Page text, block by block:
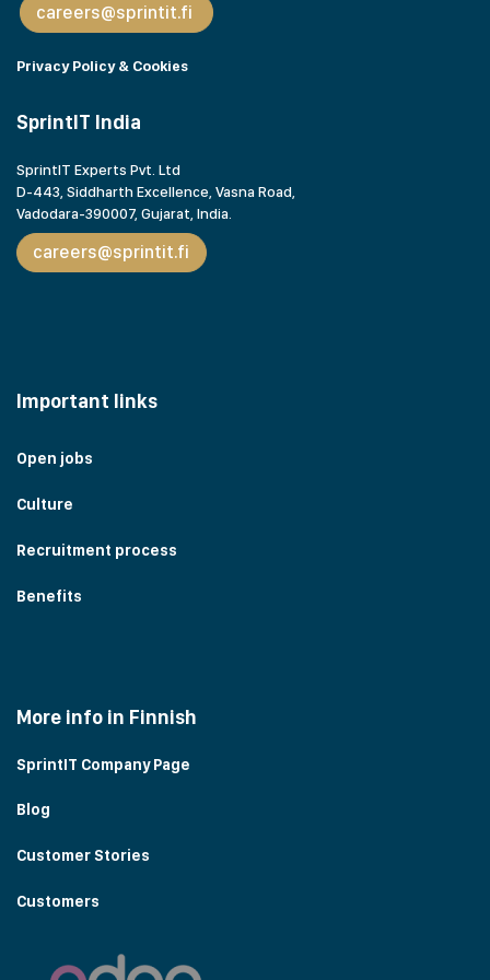
careers@sprintit.fi
Privacy Policy & Cookies
SprintIT India
SprintIT Experts Pvt. Ltd
D-443, Siddharth Excellence, Vasna Road,
Vadodara-390007, Gujarat, India.
careers@sprintit.fi
Important links
Open jobs
Culture
Recruitment process
Benefits
More info in Finnish
SprintIT Company Page
Blog
Customer Stories
Customers